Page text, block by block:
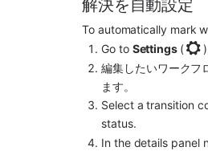
解決を自動設定
To automatically mark
Go to Settings (
編集したいワークフ
ます。
Select a transition
status.
In the details panel